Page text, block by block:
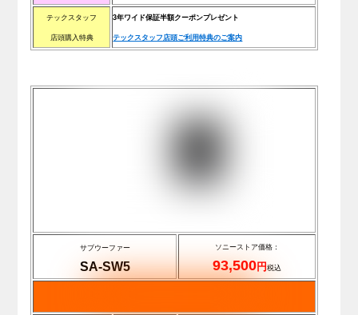
テックスタッフ
店頭購入特典
3年ワイド保証半額クーポンプレゼント
テックスタッフ店頭ご利用特典のご案内
サブウーファー
SA-SW5
ソニーストア価格：
93,500円税込